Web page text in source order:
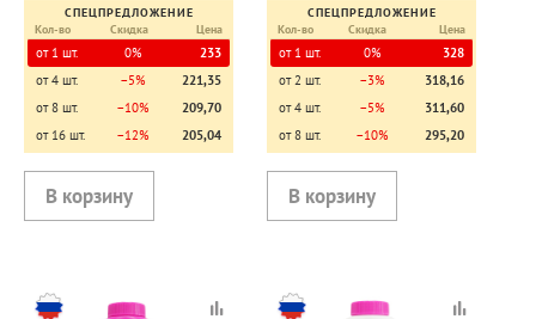
СПЕЦПРЕДЛОЖЕНИЕ
Кол-во
Скидка Цена
от 1 шт. 0%
233
от 4 шт.
−5%
221,35
от 8 шт.
−10%
209,70
от 16 шт.
−12% 205,04
СПЕЦПРЕДЛОЖЕНИЕ
Кол-во
Скидка Цена
от 1 шт. 0%
328
от 2 шт.
−3%
318,16
от 4 шт.
−5%
311,60
от 8 шт.
−10% 295,20